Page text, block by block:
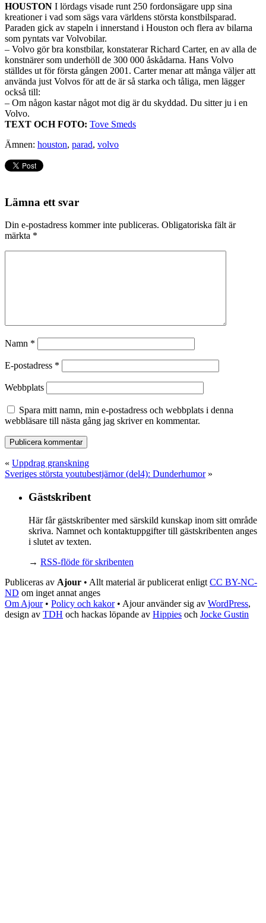
HOUSTON I lördags visade runt 250 fordonsägare upp sina
kreationer i vad som sägs vara världens största konstbilsparad.
Paraden gick av stapeln i innerstand i Houston och flera av bilarna
som pyntats var Volvobilar.
– Volvo gör bra konstbilar, konstaterar Richard Carter, en av alla de
konstnärer som underhöll de 300 000 åskådarna. Hans Volvo
ställdes ut för första gången 2001. Carter menar att många väljer att
använda just Volvos för att de är så starka och tåliga, men lägger
också till:
– Om någon kastar något mot dig är du skyddad. Du sitter ju i en
Volvo.
TEXT OCH FOTO: Tove Smeds
Ämnen: houston, parad, volvo
Lämna ett svar
Din e-postadress kommer inte publiceras. Obligatoriska fält är
märkta *
Namn *
E-postadress *
Webbplats
Spara mitt namn, min e-postadress och webbplats i denna
webbläsare till nästa gång jag skriver en kommentar.
« Uppdrag granskning
Sveriges största youtubestjärnor (del4): Dunderhumor»
Gästskribent
Här får gästskribenter med särskild kunskap inom sitt område
skriva. Namnet och kontaktuppgifter till gästskribenten anges
i slutet av texten.
→ RSS-flöde för skribenten
Publiceras av Ajour • Allt material är publicerat enligt CC BY-NC-
ND om inget annat anges
Om Ajour• Policy och kakor• Ajour använder sig av WordPress,
design av TDH och hackas löpande av Hippies och Jocke Gustin